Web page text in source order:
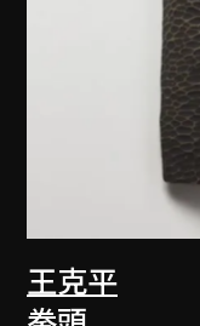
王克平